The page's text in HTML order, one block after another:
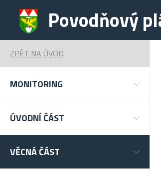
Povodňový
ZPĚT NA ÚVOD
MONITORING
ÚVODNÍ ČÁST
VĚCNÁ ČÁST